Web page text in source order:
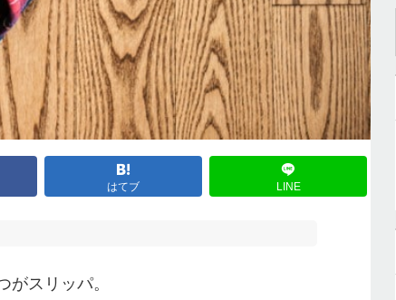
はてブ LINE
がスリッパ。